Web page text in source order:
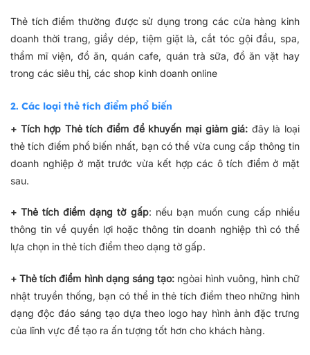
Thẻ tích điểm thường được sử dụng trong các cửa hàng kinh
doanh thời trang, giầy dép, tiệm giặt là, cắt tóc gội đầu, spa,
thẩm mĩ viện, đồ ăn, quán cafe, quán trà sữa, đồ ăn vặt hay
trong các siêu thị, các shop kinh doanh online
2. Các loại thẻ tích điểm phổ biến
+ Tích hợp Thẻ tích điểm để khuyến mại giảm giá: đây là loại
thẻ tích điểm phổ biến nhất, bạn có thể vừa cung cấp thông tin
doanh nghiệp ở mặt trước vừa kết hợp các ô tích điểm ở mặt
sau.
+ Thẻ tích điểm dạng tờ gấp: nếu bạn muốn cung cấp nhiều
thông tin về quyền lợi hoặc thông tin doanh nghiệp thì có thể
lựa chọn in thẻ tích điểm theo dạng tờ gấp.
+ Thẻ tích điểm hình dạng sáng tạo: ngòai hình vuông, hình chữ
nhật truyền thống, bạn có thể in thẻ tích điểm theo những hình
dạng độc đáo sáng tạo dựa theo logo hay hình ảnh đặc trưng
của lĩnh vực để tạo ra ấn tượng tốt hơn cho khách hàng.